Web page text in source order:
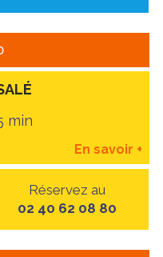
min
En savoir +
Réservez au
02 40 62 08 80